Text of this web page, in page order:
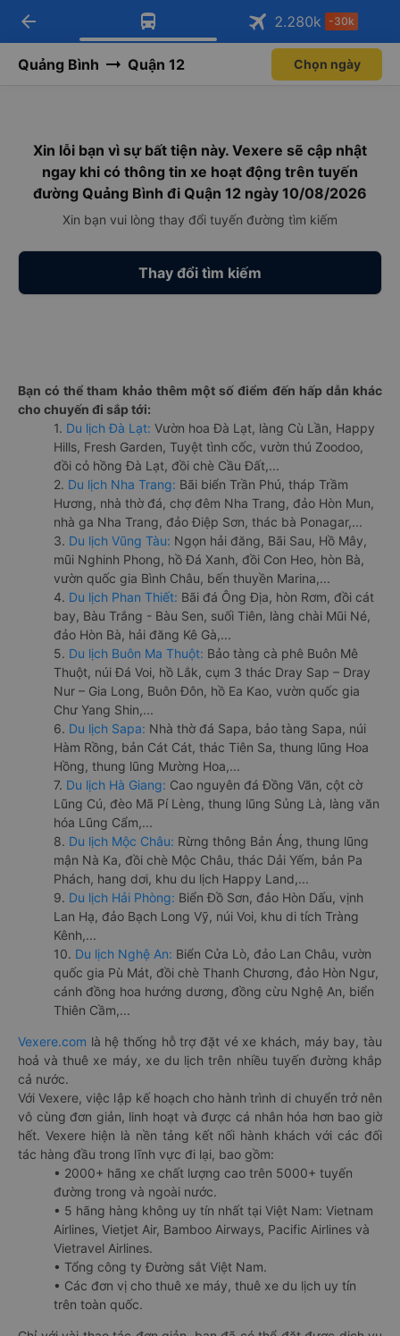
Tải app Vexere ngay!
Nhận ưu đãi thành viên độc
Mở app
Tải app Vexere
-30k/ghế khi đặt vé máy bay qua
Mở app
arrow_back 2.280k -30k
Quảng Bình Quận 12 Chọn ngày
Xin lỗi bạn vì sự bất tiện này. Vexere sẽ cập nhật
ngay khi có thông tin xe hoạt động trên tuyến
đường Quảng Bình đi Quận 12 ngày 10/08/2026
Xin bạn vui lòng thay đổi tuyến đường tìm kiếm
Thay đổi tìm kiếm
Bạn có thể tham khảo thêm một số điểm đến hấp dẫn khác
cho chuyến đi sắp tới:
1. Du lịch Đà Lạt: Vườn hoa Đà Lạt, làng Cù Lần, Happy
Hills, Fresh Garden, Tuyệt tình cốc, vườn thú Zoodoo,
đồi cỏ hồng Đà Lạt, đồi chè Cầu Đất,...
2. Du lịch Nha Trang: Bãi biển Trần Phú, tháp Trầm
Hương, nhà thờ đá, chợ đêm Nha Trang, đảo Hòn Mun,
nhà ga Nha Trang, đảo Điệp Sơn, thác bà Ponagar,...
3. Du lịch Vũng Tàu: Ngọn hải đăng, Bãi Sau, Hồ Mây,
mũi Nghinh Phong, hồ Đá Xanh, đồi Con Heo, hòn Bà,
vườn quốc gia Bình Châu, bến thuyền Marina,...
4. Du lịch Phan Thiết: Bãi đá Ông Địa, hòn Rơm, đồi cát
bay, Bàu Trắng - Bàu Sen, suối Tiên, làng chài Mũi Né,
đảo Hòn Bà, hải đăng Kê Gà,...
5. Du lịch Buôn Ma Thuột: Bảo tàng cà phê Buôn Mê
Thuột, núi Đá Voi, hồ Lắk, cụm 3 thác Dray Sap – Dray
Nur – Gia Long, Buôn Đôn, hồ Ea Kao, vườn quốc gia
Chư Yang Shin,...
6. Du lịch Sapa: Nhà thờ đá Sapa, bảo tàng Sapa, núi
Hàm Rồng, bản Cát Cát, thác Tiên Sa, thung lũng Hoa
Hồng, thung lũng Mường Hoa,...
7. Du lịch Hà Giang: Cao nguyên đá Đồng Văn, cột cờ
Lũng Cú, đèo Mã Pí Lèng, thung lũng Sủng Là, làng văn
hóa Lũng Cẩm,...
8. Du lịch Mộc Châu: Rừng thông Bản Áng, thung lũng
mận Nà Ka, đồi chè Mộc Châu, thác Dải Yếm, bản Pa
Phách, hang dơi, khu du lịch Happy Land,...
9. Du lịch Hải Phòng: Biển Đồ Sơn, đảo Hòn Dấu, vịnh
Lan Hạ, đảo Bạch Long Vỹ, núi Voi, khu di tích Tràng
Kênh,...
10. Du lịch Nghệ An: Biển Cửa Lò, đảo Lan Châu, vườn
quốc gia Pù Mát, đồi chè Thanh Chương, đảo Hòn Ngư,
cánh đồng hoa hướng dương, đồng cừu Nghệ An, biển
Thiên Cầm,...
Vexere.com là hệ thống hỗ trợ đặt vé xe khách, máy bay, tàu
hoả và thuê xe máy, xe du lịch trên nhiều tuyến đường khắp
cả nước.
Với Vexere, việc lập kế hoạch cho hành trình di chuyển trở nên
vô cùng đơn giản, linh hoạt và được cá nhân hóa hơn bao giờ
hết. Vexere hiện là nền tảng kết nối hành khách với các đối
tác hàng đầu trong lĩnh vực đi lại, bao gồm:
• 2000+ hãng xe chất lượng cao trên 5000+ tuyến
đường trong và ngoài nước.
• 5 hãng hàng không uy tín nhất tại Việt Nam: Vietnam
Airlines, Vietjet Air, Bamboo Airways, Pacific Airlines và
Vietravel Airlines.
• Tổng công ty Đường sắt Việt Nam.
• Các đơn vị cho thuê xe máy, thuê xe du lịch uy tín
trên toàn quốc.